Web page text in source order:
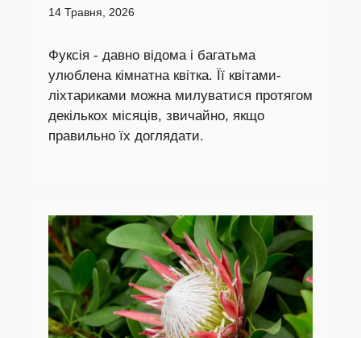
14 Травня, 2026
Фуксія - давно відома і багатьма
улюблена кімнатна квітка. Її квітами-
ліхтариками можна милуватися протягом
декількох місяців, звичайно, якщо
правильно їх доглядати.